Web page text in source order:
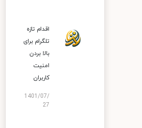
اقدام تازه
تلگرام برای
بالا بردن
امنیت
کاربران
1401/07/
27